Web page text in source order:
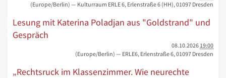
(Europe/Berlin) — Kulturraum ERLE 6, Erlenstraße 6 (HH), 01097 Dresden
Lesung mit Katerina Poladjan aus "Goldstrand" und
Gespräch
08.10.2026 19:00
(Europe/Berlin) — ERLE6, Erlenstraße 6, 01097 Dresden
„Rechtsruck im Klassenzimmer. Wie neurechte